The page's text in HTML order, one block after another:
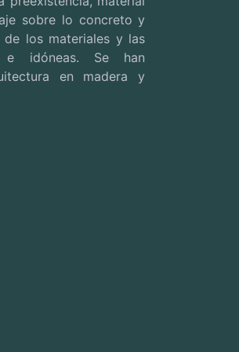
sobre lo concreto y
los materiales y las
e idóneas. Se han
en madera y